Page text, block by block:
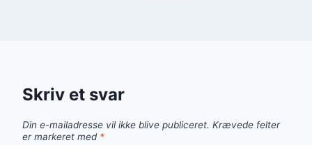
Skriv et svar
Din e-mailadresse vil ikke blive publiceret. Krævede felter
er markeret med *